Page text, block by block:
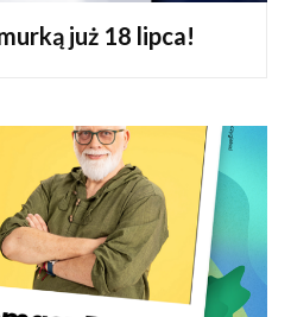
już 18 lipca!